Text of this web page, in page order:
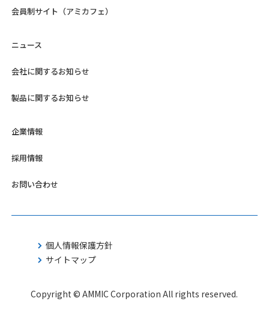
会員制サイト（アミカフェ）
ニュース
会社に関するお知らせ
製品に関するお知らせ
企業情報
採用情報
お問い合わせ
個人情報保護方針
サイトマップ
Copyright © AMMIC Corporation All rights reserved.